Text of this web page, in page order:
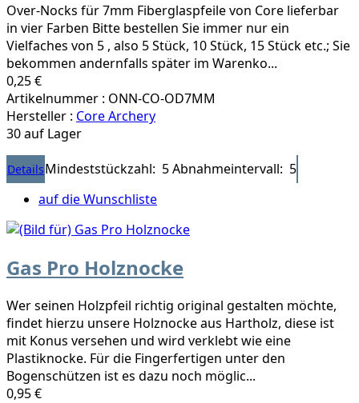
Over-Nocks für 7mm Fiberglaspfeile von Core lieferbar
in vier Farben Bitte bestellen Sie immer nur ein
Vielfaches von 5 , also 5 Stück, 10 Stück, 15 Stück etc.; Sie
bekommen andernfalls später im Warenko...
0,25 €
Artikelnummer : ONN-CO-OD7MM
Hersteller : Core Archery
30 auf Lager
DetailsMindeststückzahl: 5Abnahmeintervall: 5
auf die Wunschliste
Gas Pro Holznocke
Wer seinen Holzpfeil richtig original gestalten möchte,
findet hierzu unsere Holznocke aus Hartholz, diese ist
mit Konus versehen und wird verklebt wie eine
Plastiknocke. Für die Fingerfertigen unter den
Bogenschützen ist es dazu noch möglic...
0,95 €